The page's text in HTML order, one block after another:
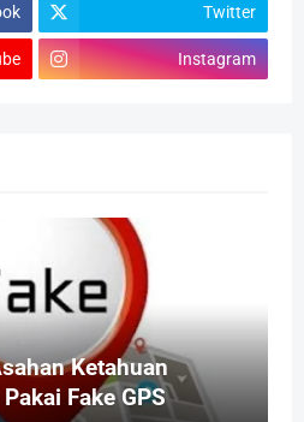
Twitter
Instagram
Ketahuan
Fake GPS